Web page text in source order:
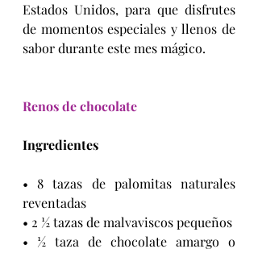
Estados Unidos, para que disfrutes
de momentos especiales y llenos de
sabor durante este mes mágico.
Renos de chocolate
Ingredientes
• 8 tazas de palomitas naturales
reventadas
• 2 ½ tazas de malvaviscos pequeños
• ½ taza de chocolate amargo o